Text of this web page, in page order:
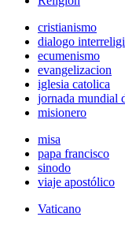
cristianismo
dialogo
ecumenismo
evangelizacion
iglesia catolica
jornada mundial
misionero
misa
papa francisco
sinodo
viaje apostólico
Vaticano